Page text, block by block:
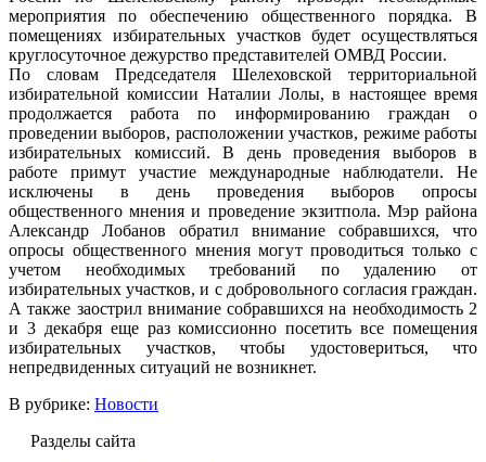
мероприятия по обеспечению общественного порядка. В
помещениях избирательных участков будет осуществляться
круглосуточное дежурство представителей ОМВД России.
По словам Председателя Шелеховской территориальной
избирательной комиссии Наталии Лолы, в настоящее время
продолжается работа по информированию граждан о
проведении выборов, расположении участков, режиме работы
избирательных комиссий. В день проведения выборов в
работе примут участие международные наблюдатели. Не
исключены в день проведения выборов опросы
общественного мнения и проведение экзитпола. Мэр района
Александр Лобанов обратил внимание собравшихся, что
опросы общественного мнения могут проводиться только с
учетом необходимых требований по удалению от
избирательных участков, и с добровольного согласия граждан.
А также заострил внимание собравшихся на необходимость 2
и 3 декабря еще раз комиссионно посетить все помещения
избирательных участков, чтобы удостовериться, что
непредвиденных ситуаций не возникнет.
В рубрике: Новости
Разделы сайта